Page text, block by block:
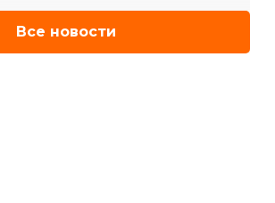
Все новости